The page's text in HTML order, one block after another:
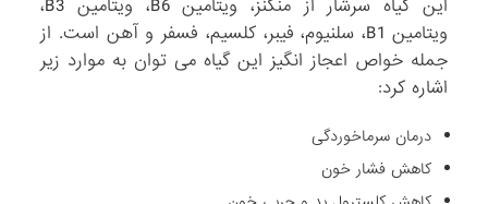
این گیاه سرشار از منگنز، ویتامین B6، ویتامین B3،
ویتامین B1، سلنیوم، فیبر، کلسیم، فسفر و آهن است. از
جمله خواص اعجاز انگیز این گیاه می توان به موارد زیر
اشاره کرد:
درمان سرماخوردگی
کاهش فشار خون